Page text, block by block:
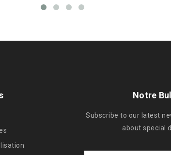
Notre
Subscribe to our latest
about special